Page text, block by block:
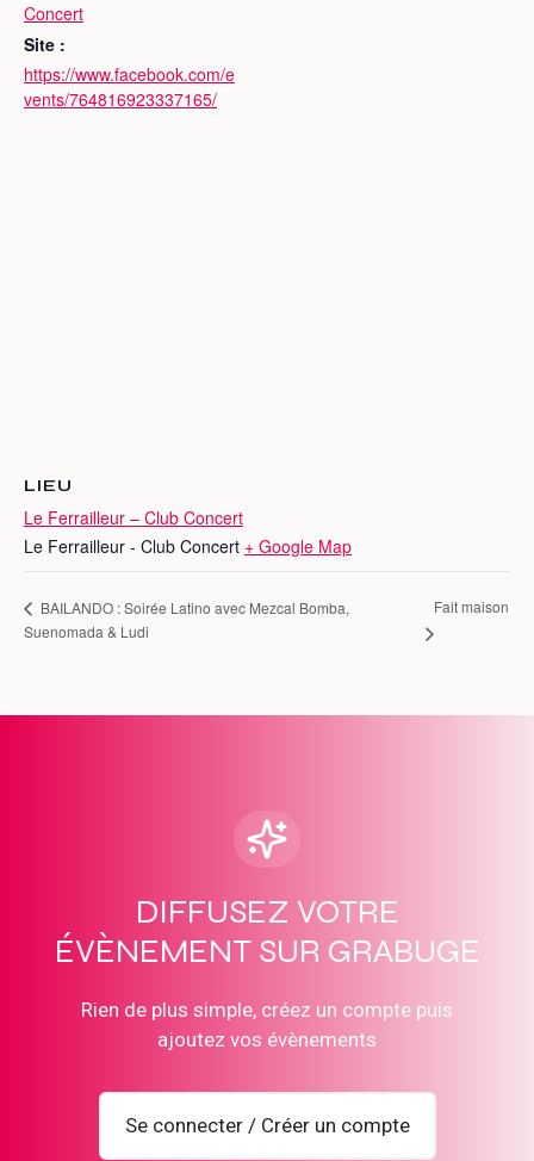
Concert
Site :
https://www.facebook.com/e
vents/764816923337165/
LIEU
Le Ferrailleur – Club Concert
Le Ferrailleur - Club Concert + Google Map
BAILANDO : Soirée Latino avec Mezcal Bomba,
Suenomada & Ludi
Fait maison
DIFFUSEZ VOTRE
ÉVÈNEMENT SUR GRABUGE
Rien de plus simple, créez un compte puis
ajoutez vos évènements
Se connecter / Créer un compte